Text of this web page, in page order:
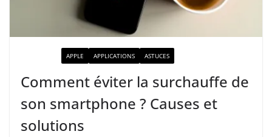
APPLE APPLICATIONS ASTUCES
Comment éviter la surchauffe de
son smartphone ? Causes et
solutions